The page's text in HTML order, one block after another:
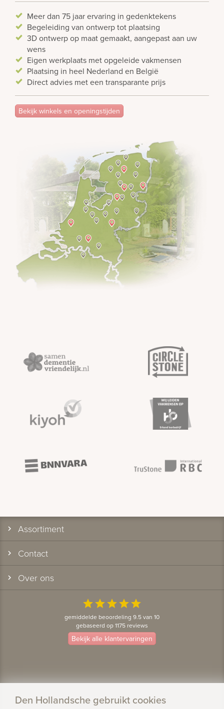
Meer dan 75 jaar ervaring in gedenktekens
Begeleiding van ontwerp tot plaatsing
3D ontwerp op maat gemaakt, aangepast aan uw
wens
Eigen werkplaats met opgeleide vakmensen
Plaatsing in heel Nederland en België
Direct advies met een transparante prijs
Bekijk winkels en openingstijden
Assortiment
Contact
Over ons
starstarstarstarstar
gemiddelde beoordeling 9.5 van 10
gebaseerd op 1175 reviews
Bekijk alle klantervaringen
Den Hollandsche gebruikt cookies